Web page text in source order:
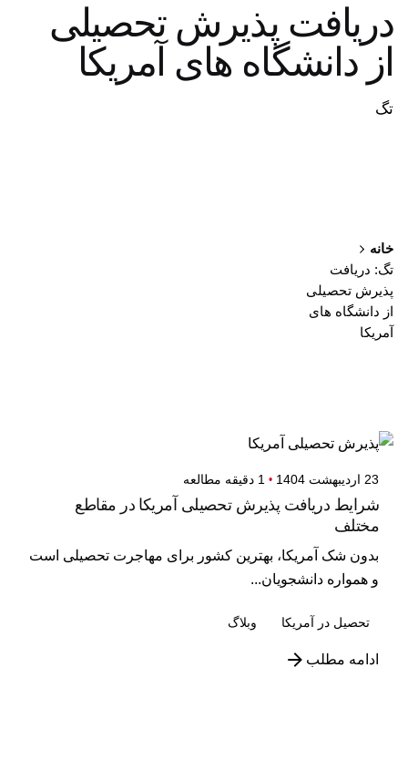
دریافت پذیرش تحصیلی
از دانشگاه های آمریکا
تگ
خانه
تگ: دریافت
پذیرش تحصیلی
از دانشگاه های
آمریکا
23 اردیبهشت 1404 1 دقیقه مطالعه
شرایط دریافت پذیرش تحصیلی آمریکا در مقاطع
مختلف
بدون شک آمریکا، بهترین کشور برای مهاجرت تحصیلی است
و همواره دانشجویان...
تحصیل در آمریکا وبلاگ
ادامه مطلب